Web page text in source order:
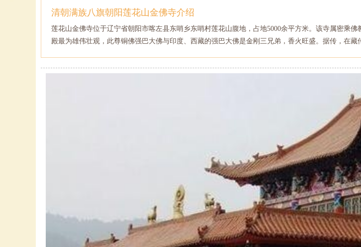
清朝满族八旗朝阳莲花山金佛寺介绍
莲花山金佛寺位于辽宁省朝阳市喀左县东哨乡东哨村莲花山腹地，占地5000余平方米。该寺属密乘
殿最为雄伟壮观，此尊铜佛强巴大佛与印度、西藏的强巴大佛是金刚三兄弟，香火旺盛。据传，在